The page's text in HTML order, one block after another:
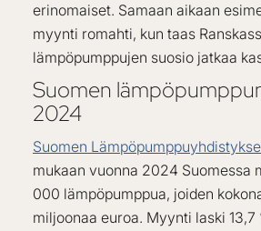
erinomaiset. Samaan aikaan
myynti romahti, kun taas
lämpöpumppujen suosio jatkaa
Suomen
2024
Suomen
mukaan vuonna 2024 Suomessa
000 lämpöpumppua, joiden
miljoonaa euroa. Myynti laski